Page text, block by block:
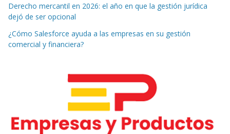
Derecho mercantil en 2026: el año en que la gestión jurídica
dejó de ser opcional
¿Cómo Salesforce ayuda a las empresas en su gestión
comercial y financiera?